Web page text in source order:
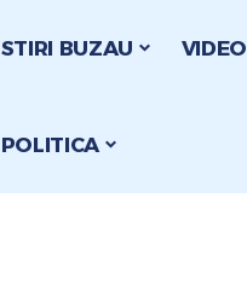
STIRI BUZAU VIDEO
POLITICA